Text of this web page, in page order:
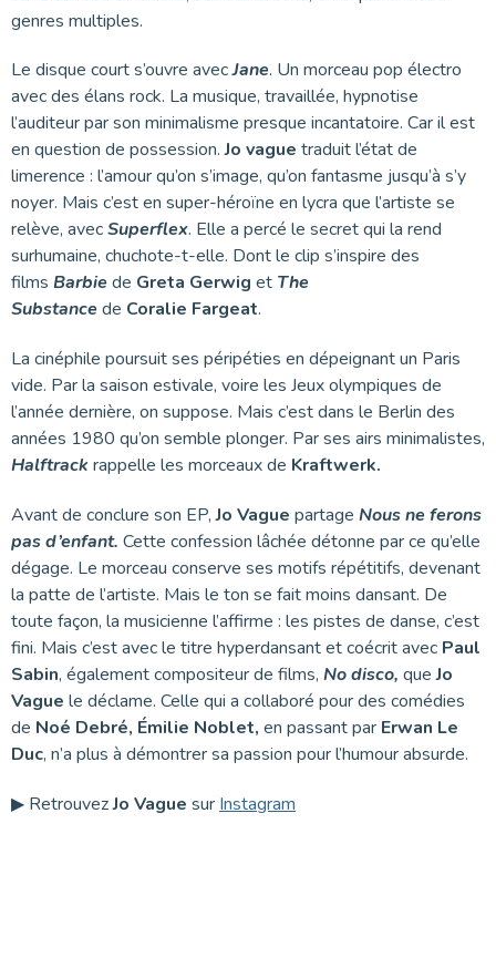
genres multiples.
Le disque court s’ouvre avecJane. Un morceau pop électro
avec des élans rock. La musique, travaillée, hypnotise
l’auditeur par son minimalisme presque incantatoire. Car il est
en question de possession.Jo vague traduit l’état de
limerence : l’amour qu’on s’image, qu’on fantasme jusqu’à s’y
noyer. Mais c’est en super-héroïne en lycra que l’artiste se
relève, avecSuperflex. Elle a percé le secret qui la rend
surhumaine, chuchote-t-elle. Dont le clip s’inspire des
films Barbiede Greta Gerwig et The
Substancede Coralie Fargeat.
La cinéphile poursuit ses péripéties en dépeignant un Paris
vide. Par la saison estivale, voire les Jeux olympiques de
l’année dernière, on suppose. Mais c’est dans le Berlin des
années 1980 qu’on semble plonger. Par ses airs minimalistes,
Halftrack rappelle les morceaux de Kraftwerk.
Avant de conclure son EP,Jo Vague partage Nous ne ferons
pas d’enfant. Cette confession lâchée détonne par ce qu’elle
dégage. Le morceau conserve ses motifs répétitifs, devenant
la patte de l’artiste. Mais le ton se fait moins dansant. De
toute façon, la musicienne l’affirme : les pistes de danse, c’est
fini. Mais c’est avec le titre hyperdansant et coécrit avec Paul
Sabin, également compositeur de films, No disco, queJo
Vague le déclame. Celle qui a collaboré pour des comédies
de Noé Debré, Émilie Noblet, en passant par Erwan Le
Duc, n’a plus à démontrer sa passion pour l’humour absurde.
▶ RetrouvezJo Vague sur Instagram